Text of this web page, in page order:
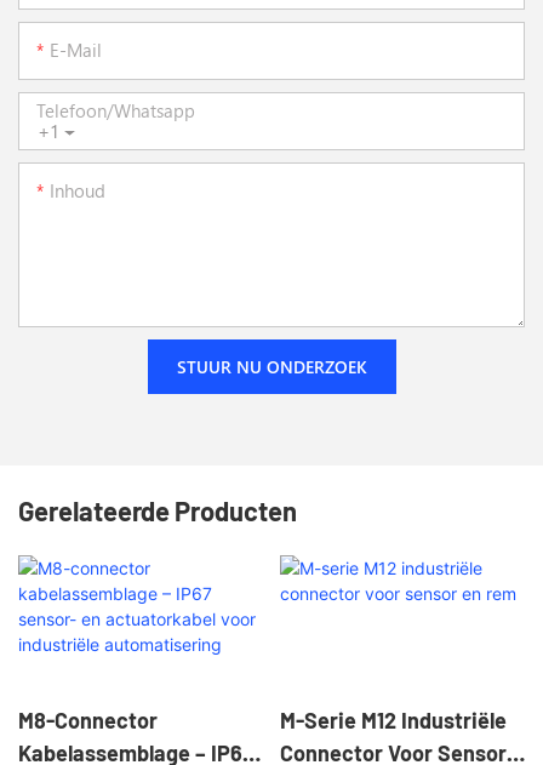
E-Mail
+1
Telefoon/whatsapp
Inhoud
STUUR NU ONDERZOEK
Gerelateerde Producten
M8-Connector
Kabelassemblage – IP67
M-Serie M12 Industriële
Connector Voor Sensor